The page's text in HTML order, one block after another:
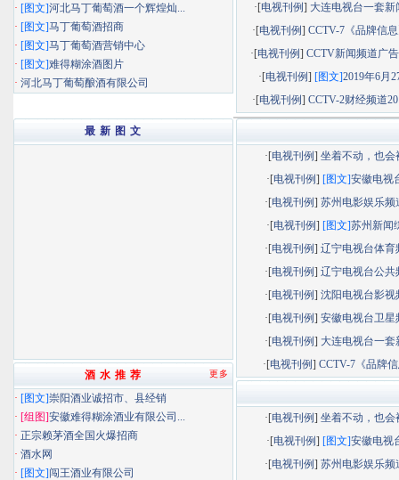
·[电视刊例] 大连电视台一套新
·[电视刊例] CCTV-7《品牌信
·[电视刊例]CCTV新闻频道广
·[电视刊例] [图文]2019年6月
·[电视刊例] CCTV-2财经频道
· [图文]河北马丁葡萄酒一个辉煌灿...
· [图文]马丁葡萄酒招商
· [图文]马丁葡萄酒营销中心
· [图文]难得糊涂酒图片
· 河北马丁葡萄酿酒有限公司
·[电视刊例]坐着不动，也会
·[电视刊例] [图文]安徽电视
·[电视刊例]苏州电影娱乐频
·[电视刊例] [图文]苏州新闻
·[电视刊例]辽宁电视台体育
·[电视刊例]辽宁电视台公共
·[电视刊例]沈阳电视台影视
·[电视刊例]安徽电视台卫星
·[电视刊例] 大连电视台一套
·[电视刊例] CCTV-7《品牌
·[电视刊例]坐着不动，也会
·[电视刊例] [图文]安徽电视
·[电视刊例]苏州电影娱乐频
最 新 图 文
更多
酒 水 推 荐
· [图文]崇阳酒业诚招市、县经销
· [组图]安徽难得糊涂酒业有限公司...
· 正宗赖茅酒全国火爆招商
· 酒水网
· [图文]闯王酒业有限公司